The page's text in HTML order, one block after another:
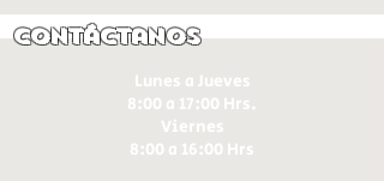
Contáctanos
Lunes a Jueves
8:00 a 17:00 Hrs.
Viernes
8:00 a 16:00 Hrs​